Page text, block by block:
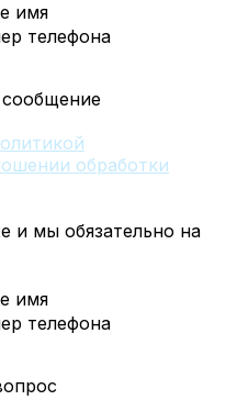
имя
телефона
обработки
и мы обязательно на
имя
телефона